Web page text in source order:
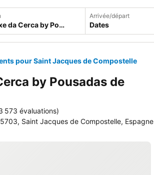
Arrivée/départ
Dates
pour Saint Jacques de Compostelle
by Pousadas de
573 évaluations)
Saint Jacques de Compostelle, Espagne